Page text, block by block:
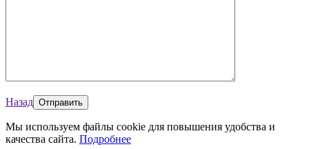
Назад
Мы используем файлы cookie для повышения удобства и
качества сайта. Подробнее